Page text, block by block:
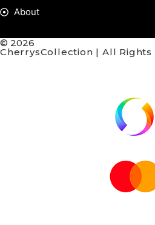
About
© 2026
CherrysCollection | All Rights